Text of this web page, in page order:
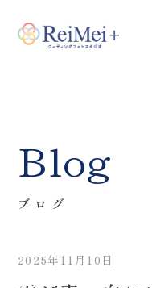
Costume
衣装
About us
Retouch
Blog
ブログ
2025年11月10日